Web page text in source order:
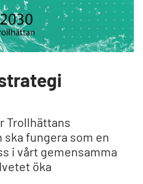
Trollhättans
fungera som en
i vårt gemensamma
öka